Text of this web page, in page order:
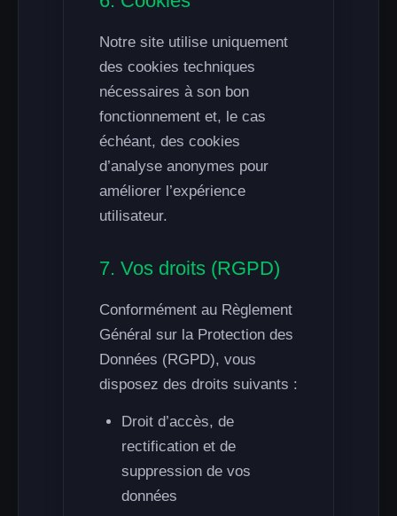
Notre site utilise uniquement
des cookies techniques
nécessaires à son bon
fonctionnement et, le cas
échéant, des cookies
d’analyse anonymes pour
améliorer l’expérience
utilisateur.
7. Vos droits (RGPD)
Conformément au Règlement
Général sur la Protection des
Données (RGPD), vous
disposez des droits suivants :
Droit d’accès, de
rectification et de
suppression de vos
données